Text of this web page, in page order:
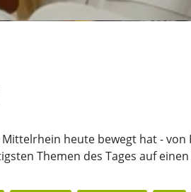
heute bewegt hat - von
Themen des Tages auf einen